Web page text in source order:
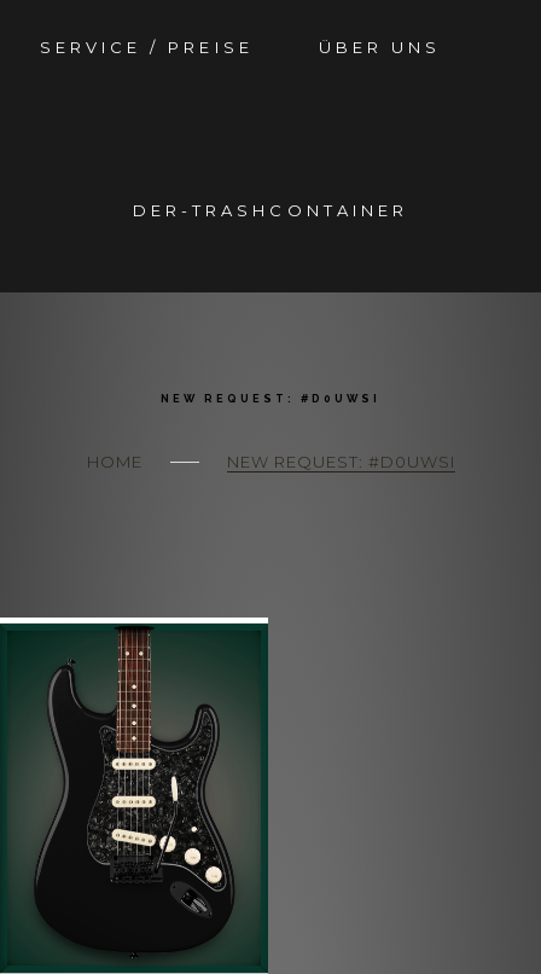
SERVICE / PREISE ÜBER UNS
DER-TRASHCONTAINER
HOME NEW REQUEST: #D0UWSI
NEW REQUEST: #D0UWSI